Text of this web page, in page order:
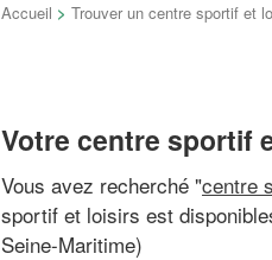
Accueil > Trouver un centre sportif et
Votre centre sportif
Vous avez recherché "centre
sportif et loisirs est
Seine-Maritime)